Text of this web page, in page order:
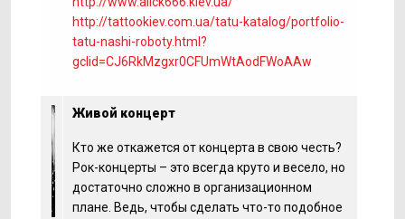
http://tattookiev.com.ua/tatu-katalog/portfolio-
tatu-nashi-roboty.html?
gclid=CJ6RkMzgxr0CFUmWtAodFWoAAw
Живой концерт
Кто же откажется от концерта в свою честь?
Рок-концерты – это всегда круто и весело, но
достаточно сложно в организационном
плане. Ведь, чтобы сделать что-то подобное